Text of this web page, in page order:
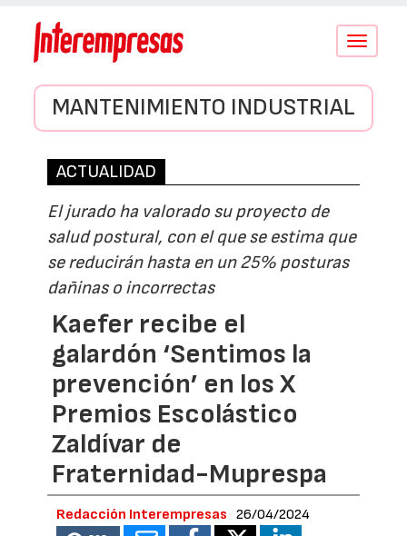
Conmutar
MANTENIMIENTO INDUSTRIAL
ACTUALIDAD
El jurado ha valorado su proyecto de
salud postural, con el que se estima que
se reducirán hasta en un 25% posturas
dañinas o incorrectas
Kaefer recibe el
galardón ‘Sentimos la
prevención’ en los X
Premios Escolástico
Zaldívar de
Fraternidad-Muprespa
Redacción Interempresas 26/04/2024